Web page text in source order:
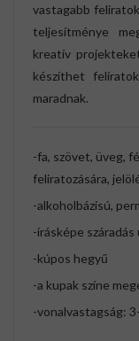
vastagabb
teljesítménye
kreatív
készíthet
maradnak.
-fa, szövet, üveg,
feliratozására,
-alkoholbázisú,
-írásképe
-kúpos hegyű
-a kupak színe
-vonalvastagság: